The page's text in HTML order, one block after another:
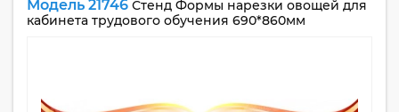
Модель 21746 Стенд Формы нарезки овощей для
кабинета трудового обучения 690*860мм